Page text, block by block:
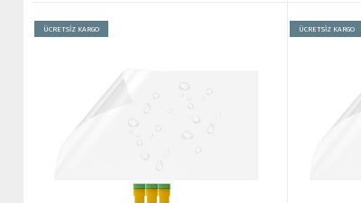
ÜCRETSİZ KARGO ÜCRETSİZ KARGO